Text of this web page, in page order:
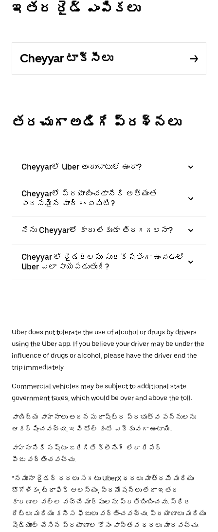
ఇతర రైడ్ ఎంపికలు
Cheyyar టాక్సీలు
తరచుగా అడిగే ప్రశ్నలు
Cheyyarలో Uber అందుబాటులో ఉందా?
Cheyyarలో ప్రయాణించడానికి అత్యంత
సరసమైన మార్గం ఏమిటి?
నేను Cheyyarలో కారు లేకుండా తిరగగలనా?
Cheyyar లో రైడర్‌లను సురక్షితంగా ఉంచడంలో
Uber ఎలా సాయపడుతుంది?
Uber does not tolerate the use of alcohol or drugs by drivers
using the Uber app. If you believe your driver may be under the
influence of drugs or alcohol, please have the driver end the
trip immediately.
Commercial vehicles may be subject to additional state
government taxes, which would be over and above the toll.
వాణిజ్య వాహనాలు అదనపు రాష్ట్ర ప్రభుత్వ పన్నులను
ఆకర్షించవచ్చు, ఇవి టోల్ కంటే ఎక్కువగా ఉంటాయి.
వాహనానికి నష్టం జరిగితే క్లీనింగ్ లేదా రిపేర్
ఫీజు వర్తించవచ్చు.
*నమూనా రైడర్ ధరలు సగటు UberX ధరలు మాత్రమే మరియు
భౌగోళికం, ట్రాఫిక్ ఆలస్యం, ప్రమోషన్లు లేదా ఇతర
కారణాల వల్ల వచ్చే మార్పులను ప్రతిబింబించవు. స్థిర
రేట్లు మరియు కనీస ఫీజులు వర్తించవచ్చు. ప్రయాణాలు మరియు
షెడ్యూల్ చేసిన ప్రయాణాల కోసం వాస్తవ ధరలు మారవచ్చు.